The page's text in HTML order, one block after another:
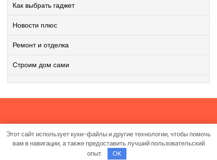
Как выбрать гаджет
Новости плюс
Ремонт и отделка
Строим дом сами
Работает на WordPress|Viral News WordPress Theme
TheMagnifico.
Этот сайт использует куки-файлы и другие технологии, чтобы помочь
вам в навигации, а также предоставить лучший пользовательский
опыт.
OK